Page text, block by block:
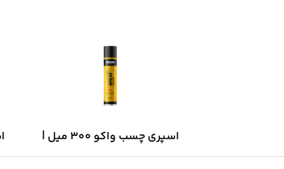
اسپری چسب واکو ۳۰۰ میل |
قدرت چسبندگی بالا، خشک‌شدن